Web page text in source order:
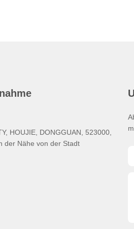
HOUJIE, DONGGUAN, 523000,
der Nähe von der Stadt